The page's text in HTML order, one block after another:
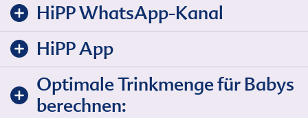
HiPP WhatsApp-Kanal
HiPP App
Optimale Trinkmenge für Babys
berechnen: